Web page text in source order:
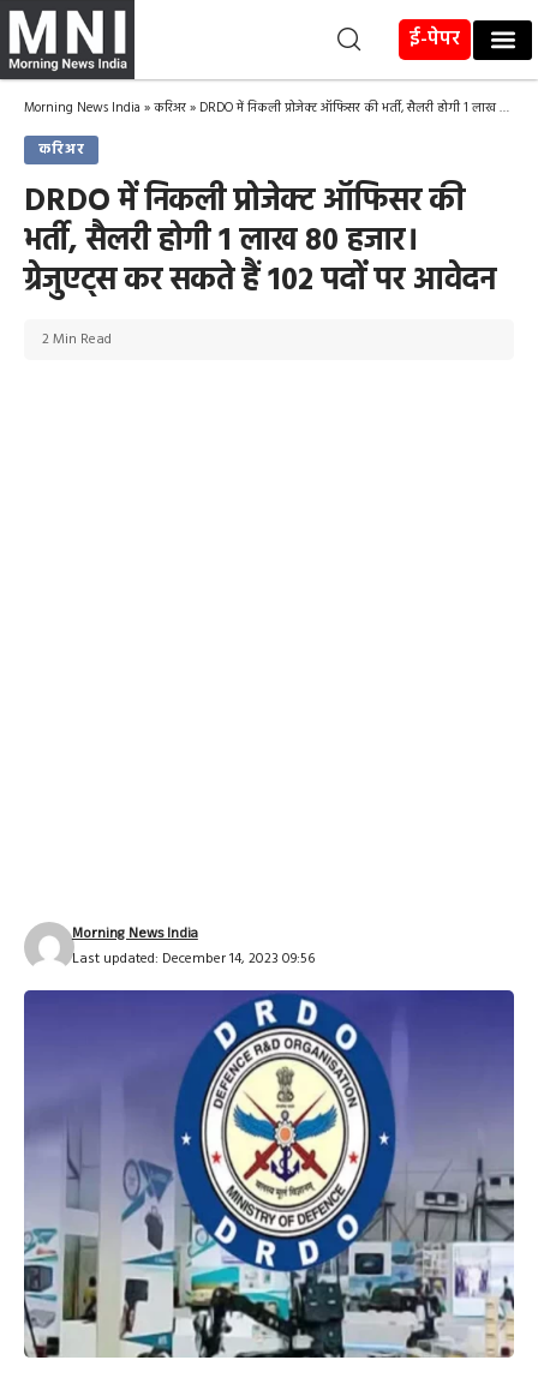
ई-पेपर
Morning News India »करिअर» DRDO में निकली प्रोजेक्ट ऑफिसर की भर्ती, सैलरी होगी 1 लाख 80 हजार। ग्रेजुएट्स कर सकते हैं 102 पदों पर आवेदन
करिअर
DRDO में निकली प्रोजेक्ट ऑफिसर की
भर्ती, सैलरी होगी 1 लाख 80 हजार।
ग्रेजुएट्स कर सकते हैं 102 पदों पर आवेदन
Last updated: December 14, 2023 09:56
Morning News India
2 Min Read